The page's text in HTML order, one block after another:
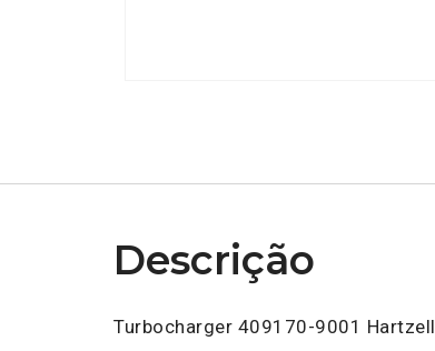
Descrição
Turbocharger 409170-9001 Hartzell